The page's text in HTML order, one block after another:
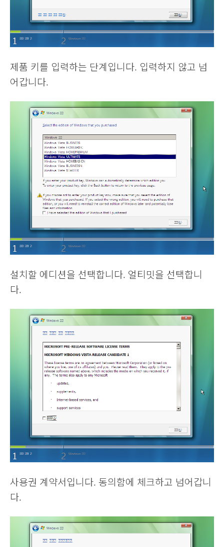
제품 키를 입력하는 단계입니다. 입력하지 않고 넘
어갑니다.
설치할 에디션을 선택합니다. 얼티밋을 선택합니
다.
사용권 계약서입니다. 동의함에 체크하고 넘어갑니
다.